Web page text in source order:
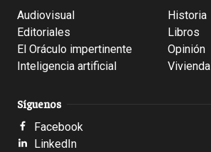
Audiovisual
Editoriales
El Oráculo impertinente
Inteligencia artificial
Historia
Libros
Opinión
Vivienda
Síguenos
Facebook
LinkedIn